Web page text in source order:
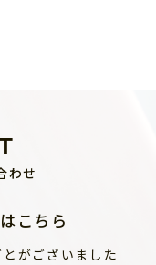
わせ
こちら
がございました